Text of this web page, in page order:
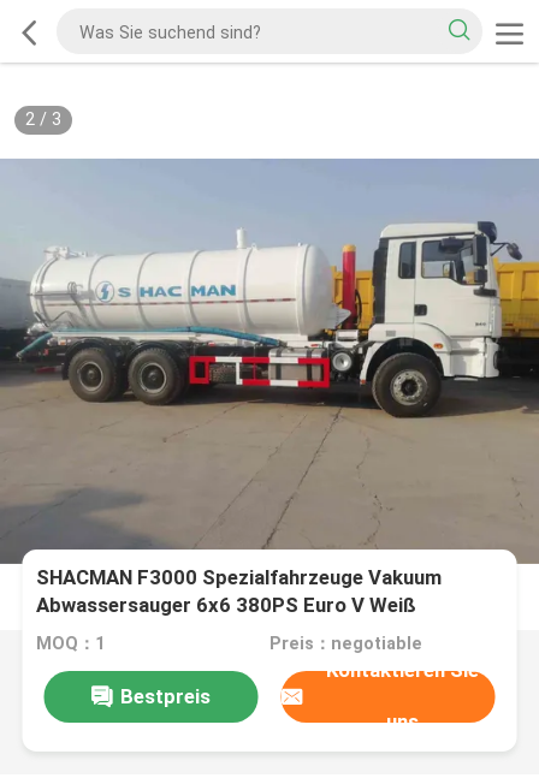
2/ 3
SHACMAN F3000 Spezialfahrzeuge Vakuum
Abwassersauger 6x6 380PS Euro V Weiß
MOQ：1 Preis：negotiable
Bestpreis
Kontaktieren Sie
uns